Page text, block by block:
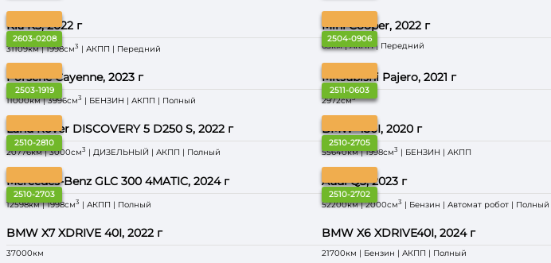
Kia K5, 2022 г
31109км | 1998см3 | АКПП | Передний
Mini Cooper, 2022 г
65км | АКПП | Передний
2603-0208
Porsche Cayenne, 2023 г
11000км | 3996см3 | БЕНЗИН | АКПП | Полный
2504-0906
Mitsubishi Pajero, 2021 г
2972см3
2503-1919
Land Rover DISCOVERY 5 D250 S, 2022 г
20776км | 3000см3 | ДИЗЕЛЬНЫЙ | АКПП | Полный
2511-0603
BMW 430I, 2020 г
55640км | 1998см3 | БЕНЗИН | АКПП
2510-2810
Mercedes-Benz GLC 300 4MATIC, 2024 г
12598км | 1998см3 | АКПП | Полный
2510-2705
Audi Q3, 2023 г
52200км | 2000см3 | Бензин | Автомат робот | Полный
2510-2703
BMW X7 XDRIVE 40I, 2022 г
37000км
2510-2702
BMW X6 XDRIVE40I, 2024 г
21700км | Бензин | АКПП | Полный